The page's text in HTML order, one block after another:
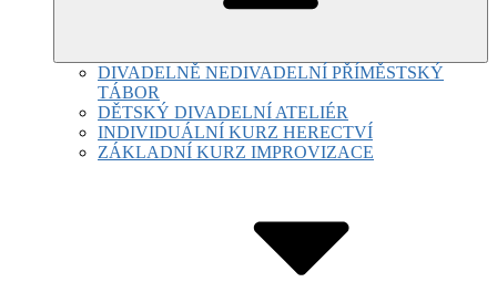
DIVADELNĚ NEDIVADELNÍ PŘÍMĚSTSKÝ
TÁBOR
DĚTSKÝ DIVADELNÍ ATELIÉR
INDIVIDUÁLNÍ KURZ HERECTVÍ
ZÁKLADNÍ KURZ IMPROVIZACE